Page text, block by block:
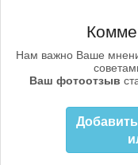
Нам важно Ваше
Ваш фотоотзыв